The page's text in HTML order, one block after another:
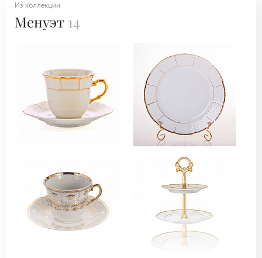
Из коллекции
Менуэт 14